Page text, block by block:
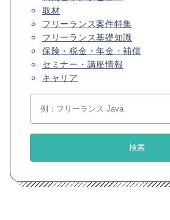
取材
フリーランス案件特集
フリーランス基礎知識
保険・税金・年金・補償
セミナー・講座情報
キャリア